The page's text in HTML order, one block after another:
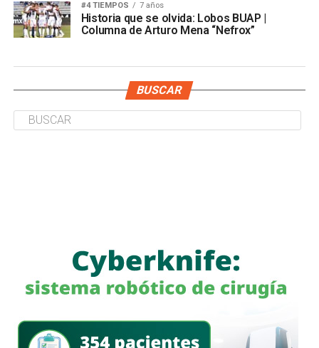
#4 TIEMPOS 7 años
Historia que se olvida: Lobos BUAP |
Columna de Arturo Mena “Nefrox”
BUSCAR